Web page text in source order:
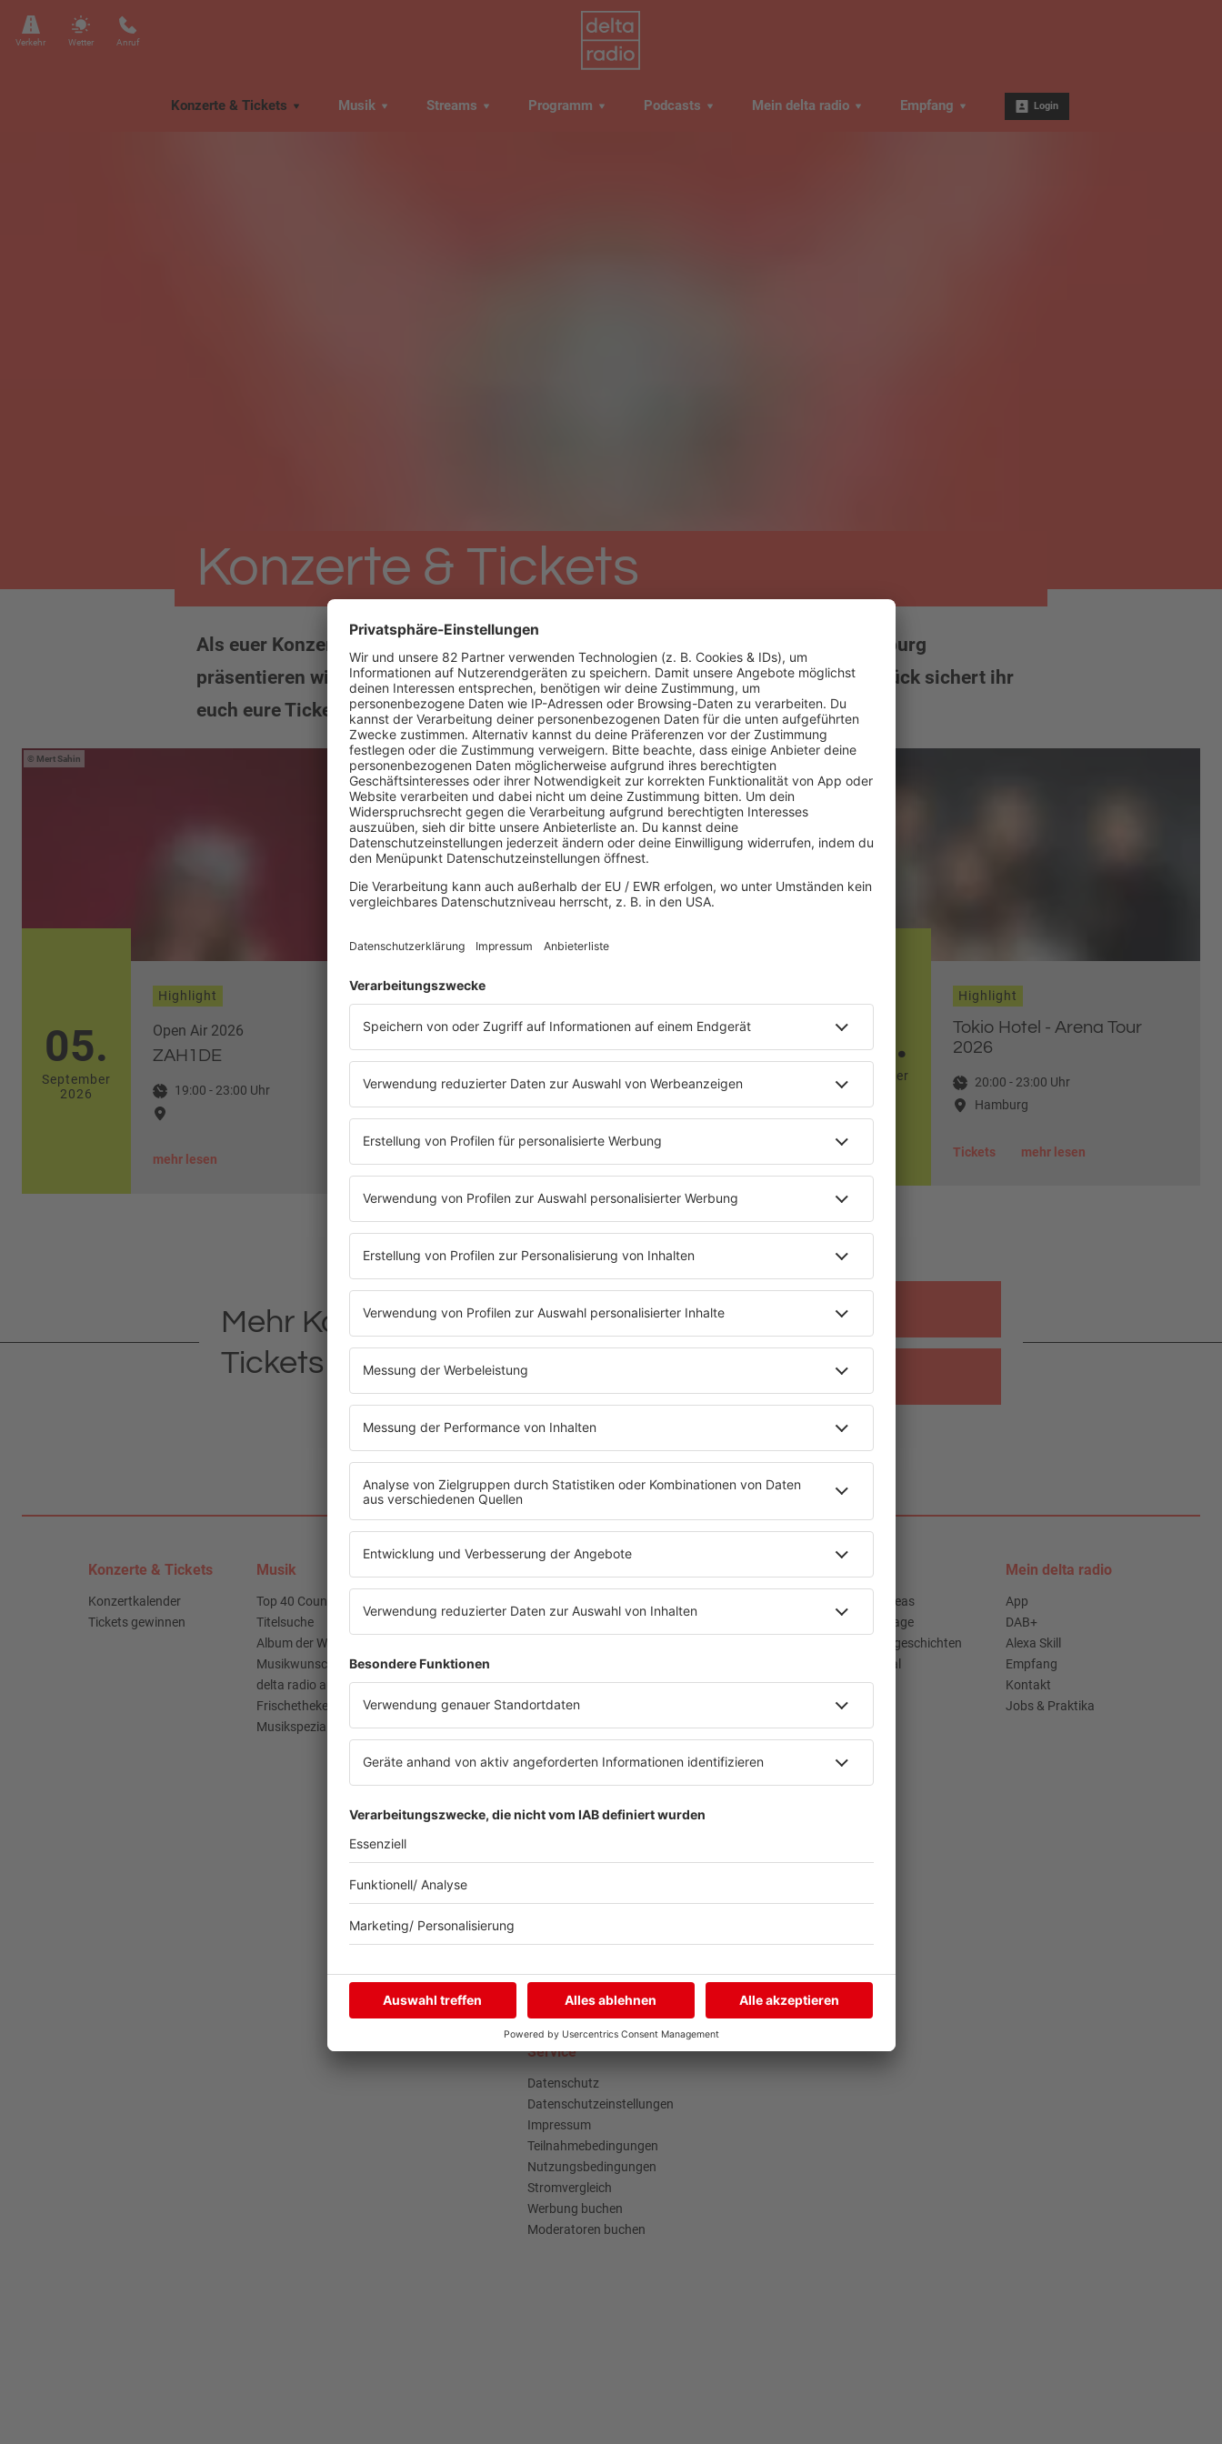
Verkehr Wetter Anruf
Konzerte & Tickets Musik Streams Programm Podcasts Mein delta radio Empfang Login
Konzerte & Tickets
Als euer Konzert- und Festivalsender Nummer 1 in Schleswig-Holstein und Hamburg
präsentieren wir euch die angesagtesten Acts im Norden und mit ein bisschen Glück sichert ihr
euch eure Tickets für lau!
Mert Sahin
05.
September
2026
Highlight
Open Air 2026
ZAH1DE
19:00 - 23:00 Uhr
mehr lesen
10.
September
2026
Open Air 2026
Robin Schulz
19:00- 23:00 Uhr
Sony Music
01.
November
Highlight
Tokio Hotel - Arena Tour
2026
20:00 - 23:00 Uhr
Hamburg
Tickets mehr lesen
Mehr Konzerte &
Tickets
Zum Konzertkalender
Konzerte & Tickets
Konzertkalender
Tickets gewinnen
Musik
Top 40 Countdown
Titelsuche
Album der Woche
Musikwunsch
delta radio auf radioplayer.de
Frischetheke
Musikspezial
Country
Chartbuster der Woche
Der beste Rockpop reloaded
Deutsch
EDM Dancefloor
Good Vibes
I Love Hamburg
Top 100 Dance
Sommer
TikTok Hittracks
Uptempo Banger
Wetter
Programmübersicht
Access All Areas
delta Backstage
Jahrhundertgeschichten
Viva La Social
Mein delta radio
App
DAB+
Alexa Skill
Empfang
Kontakt
Jobs & Praktika
Service
Datenschutz
Datenschutzeinstellungen
Impressum
Teilnahmebedingungen
Nutzungsbedingungen
Stromvergleich
Werbung buchen
Moderatoren buchen